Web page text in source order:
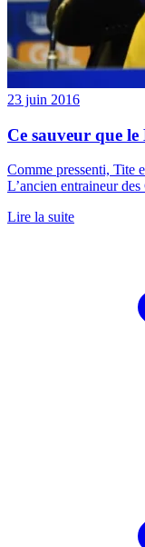
23 juin 2016
Ce sauveur que
Comme pressenti, Tite
L’ancien entraineur
Lire la suite